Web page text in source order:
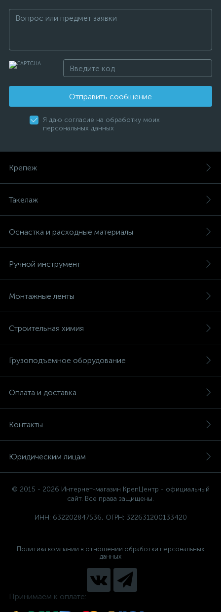
Отправить сообщение
Я даю согласие на обработку моих
персональных данных
Крепеж
Такелаж
Оснастка и расходные материалы
Ручной инструмент
Монтажные ленты
Строительная химия
Грузоподъемное оборудование
Оплата и доставка
Контакты
Юридическим лицам
© 2015 - 2026 Интернет-магазин КрепЦентр - официальный
сайт. Все права защищены.
ИНН: 632202847536, ОГРН: 322631200133420
Политика компании в отношении обработки персональных
данных
Принимаем к оплате: